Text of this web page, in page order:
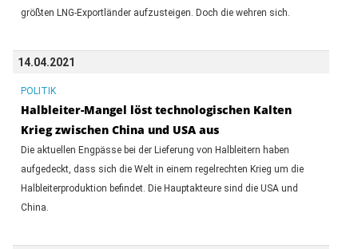
größten LNG-Exportländer aufzusteigen. Doch die wehren sich.
14.04.2021
POLITIK
Halbleiter-Mangel löst technologischen Kalten
Krieg zwischen China und USA aus
Die aktuellen Engpässe bei der Lieferung von Halbleitern haben
aufgedeckt, dass sich die Welt in einem regelrechten Krieg um die
Halbleiterproduktion befindet. Die Hauptakteure sind die USA und
China.